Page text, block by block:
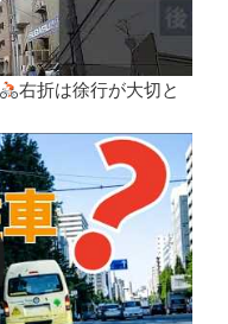
右折は徐行が大切と